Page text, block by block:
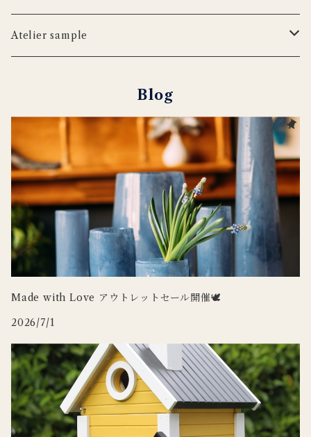
WILDLIFE GARDEN
ウッドボード
フラワーベース
Henry Dean
３RD CERAMICS
iittala
CARRON
OFFICINA NATURALIS
ルームシューズ
tronco
カードホルダー
ラグ
その他インテリア
WILDLIFE GARDEN
tronco
Doing
tronco
Blabla Kids
DOING GOODS
DUTCH DELUXES
OFFICINA NATURALIS
Uyuni Lighting
Zafferano
Atelier sample
フラワーベース
Blog
Made with Love アウトレットセール開催🕊
2026/7/1